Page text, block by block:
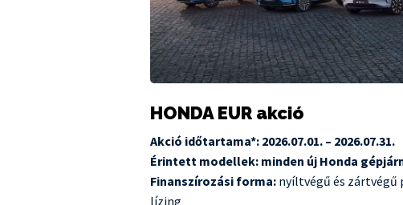
HONDA EUR akció
Akció időtartama*: 2026.07.01. – 2026.07.31.
Érintett modellek: minden új Honda
Finanszírozási forma: nyíltvégű és zártvégű
lízing